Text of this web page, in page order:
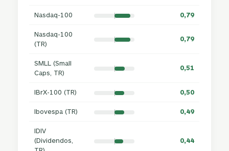
Nasdaq-100 0,79
Nasdaq-100
(TR)
0,79
SMLL (Small
Caps, TR)
0,51
IBrX-100 (TR) 0,50
Ibovespa (TR) 0,49
IDIV
(Dividendos,
0,44